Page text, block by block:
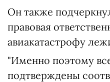
Он также
правовая
авиакатастрофу
"Именно поэтому
подтверждены